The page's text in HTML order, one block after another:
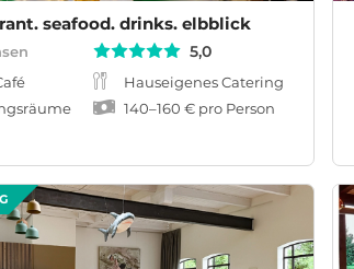
seafood. drinks. elbblick
5,0
Hauseigenes Catering
140–160 € pro Person